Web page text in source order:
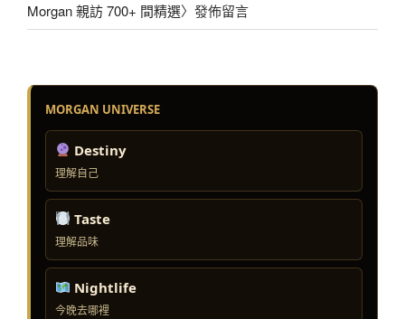
Morgan 親訪 700+ 間精選〉發佈留言
MORGAN UNIVERSE
Destiny
理解自己
Taste
理解品味
Nightlife
今晚去哪裡